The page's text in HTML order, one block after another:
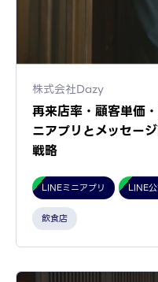
株式会社Dazy
再来店率・顧客単価
ニアプリとメッセー
戦略
LINEミニアプリ LINE
飲食店